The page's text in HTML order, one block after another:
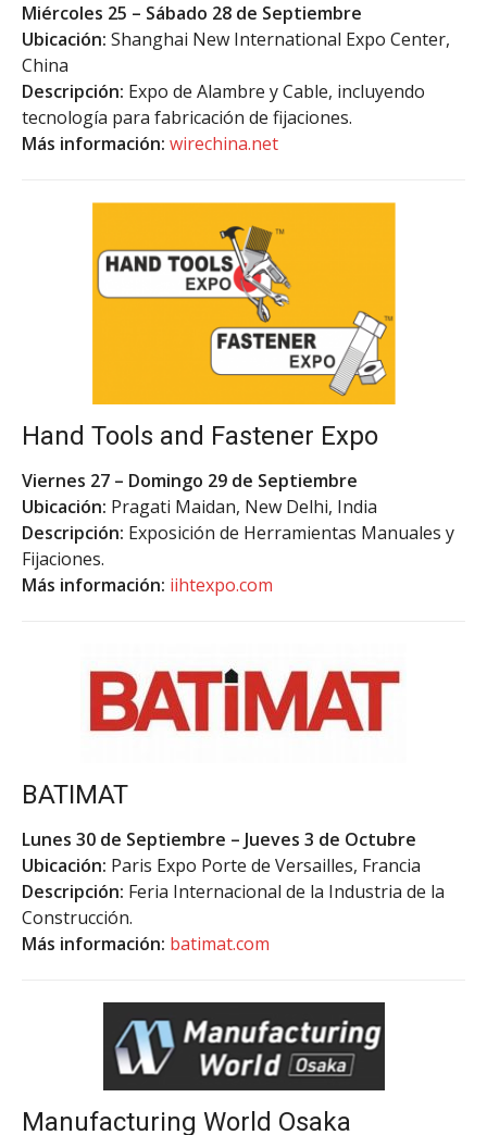
Miércoles 25 – Sábado 28 de Septiembre
Ubicación: Shanghai New International Expo Center,
China
Descripción: Expo de Alambre y Cable, incluyendo
tecnología para fabricación de fijaciones.
Más información: wirechina.net
Hand Tools and Fastener Expo
Viernes 27 – Domingo 29 de Septiembre
Ubicación: Pragati Maidan, New Delhi, India
Descripción: Exposición de Herramientas Manuales y
Fijaciones.
Más información: iihtexpo.com
BATIMAT
Lunes 30 de Septiembre – Jueves 3 de Octubre
Ubicación: Paris Expo Porte de Versailles, Francia
Descripción: Feria Internacional de la Industria de la
Construcción.
Más información: batimat.com
Manufacturing World Osaka